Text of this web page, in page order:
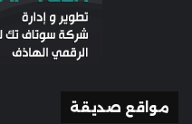
مواقع صديقة